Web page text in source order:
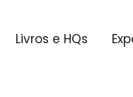
Livros e HQs